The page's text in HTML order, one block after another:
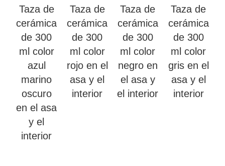
Taza de
cerámica
de 300
ml color
azul
marino
oscuro
en el asa
y el
interior
Taza de
cerámica
de 300
ml color
rojo en el
asa y el
interior
Taza de
cerámica
de 300
ml color
negro en
el asa y
el interior
Taza de
cerámica
de 300
ml color
gris en el
asa y el
interior